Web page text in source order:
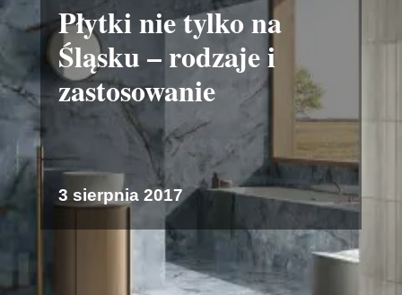
Płytki nie tylko na
Śląsku – rodzaje i
zastosowanie
3 sierpnia 2017